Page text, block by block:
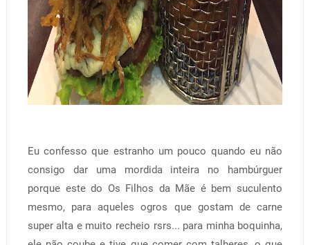
Eu confesso que estranho um pouco quando eu não
consigo dar uma mordida inteira no hambúrguer
porque este do Os Filhos da Mãe é bem suculento
mesmo, para aqueles ogros que gostam de carne
super alta e muito recheio rsrs... para minha boquinha,